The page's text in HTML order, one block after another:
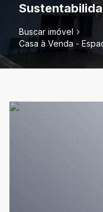
Buscar imóvel
Casa à Venda -